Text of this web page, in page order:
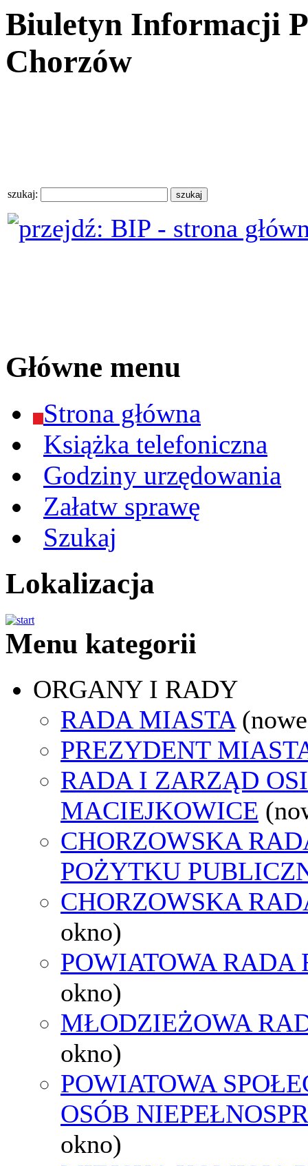
Biuletyn Informacji
Chorzów
szukaj:
Główne menu
Strona główna
Książka telefoniczna
Godziny urzędowania
Załatw sprawę
Szukaj
Lokalizacja
Menu kategorii
ORGANY I RADY
RADA MIASTA
PREZYDENT
RADA I ZARZĄD
MACIEJKOWICE
CHORZOWSKA
POŻYTKU
CHORZOWSKA
okno)
POWIATOWA RADA
okno)
MŁODZIEŻOWA
okno)
POWIATOWA
OSÓB
okno)